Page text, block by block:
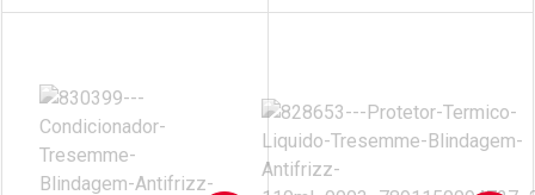
Laboratório
Por Menos Laboratório
Por Menos